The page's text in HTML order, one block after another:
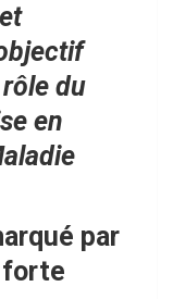
du
en
par
forte